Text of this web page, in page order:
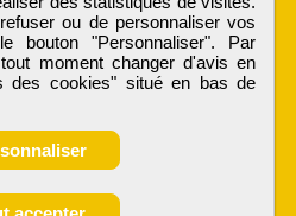
ou de personnaliser vos
bouton "Personnaliser". Par
moment changer d'avis en
des cookies" situé en bas de